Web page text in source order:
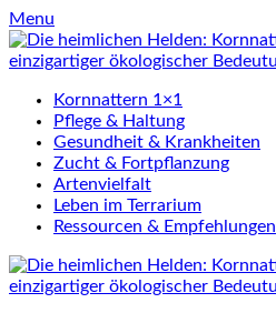
Skip
to
content
Menu
Kornnattern 1×1
Pflege & Haltung
Gesundheit & Krankheiten
Zucht & Fortpflanzung
Artenvielfalt
Leben im Terrarium
Ressourcen & Empfehlungen